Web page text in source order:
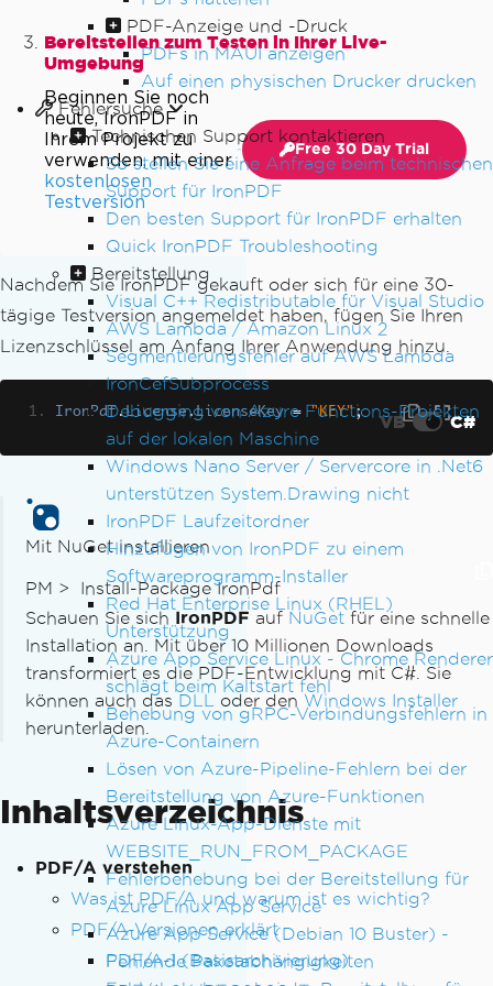
PDF-Anzeige und -Druck
PDFs in MAUI anzeigen
Auf einen physischen Drucker drucken
Fehlersuche
Technischen Support kontaktieren
So stellen Sie eine Anfrage beim technischen
Support für IronPDF
Den besten Support für IronPDF erhalten
Quick IronPDF Troubleshooting
Bereitstellung
Visual C++ Redistributable für Visual Studio
AWS Lambda / Amazon Linux 2
Segmentierungsfehler auf AWS Lambda
IronCefSubprocess
Debugging von Azure Functions-Projekten
auf der lokalen Maschine
Windows Nano Server / Servercore in .Net6
unterstützen System.Drawing nicht
IronPDF Laufzeitordner
Hinzufügen von IronPDF zu einem
Softwareprogramm-Installer
Red Hat Enterprise Linux (RHEL)
Unterstützung
Azure App Service Linux - Chrome Renderer
schlägt beim Kaltstart fehl
Behebung von gRPC-Verbindungsfehlern in
Azure-Containern
Lösen von Azure-Pipeline-Fehlern bei der
Bereitstellung von Azure-Funktionen
Azure Linux-App-Dienste mit
WEBSITE_RUN_FROM_PACKAGE
Fehlerbehebung bei der Bereitstellung für
Azure Linux App Service
Azure App Service (Debian 10 Buster) -
Fehlende Paketabhängigkeiten
Bereitstellen zum Testen in Ihrer Live-
Umgebung
Beginnen Sie noch
heute, IronPDF in
Ihrem Projekt zu
verwenden, mit einer
kostenlosen
Testversion
Free 30 Day Trial
Nachdem Sie IronPDF gekauft oder sich für eine 30-
tägige Testversion angemeldet haben, fügen Sie Ihren
Lizenzschlüssel am Anfang Ihrer Anwendung hinzu.
IronPdf.License.LicenseKey = "KEY"; VB C#
Mit NuGet installieren
PM > Install-Package IronPdf
Schauen Sie sich IronPDF auf NuGet für eine schnelle
Installation an. Mit über 10 Millionen Downloads
transformiert es die PDF-Entwicklung mit C#. Sie
können auch das DLL oder den Windows Installer
herunterladen.
Inhaltsverzeichnis
PDF/A verstehen
Was ist PDF/A und warum ist es wichtig?
PDF/A-Versionen erklärt
PDF/A-1 (Basisarchivierung)